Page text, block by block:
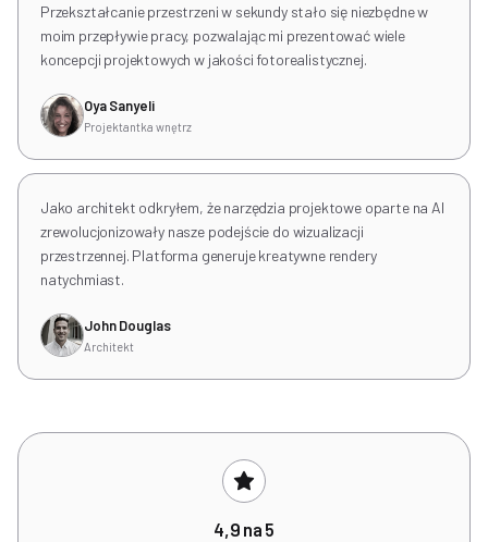
Przekształcanie przestrzeni w sekundy stało się niezbędne w
moim przepływie pracy, pozwalając mi prezentować wiele
koncepcji projektowych w jakości fotorealistycznej.
Oya Sanyeli
Projektantka wnętrz
Jako architekt odkryłem, że narzędzia projektowe oparte na AI
zrewolucjonizowały nasze podejście do wizualizacji
przestrzennej. Platforma generuje kreatywne rendery
natychmiast.
John Douglas
Architekt
4,9 na 5